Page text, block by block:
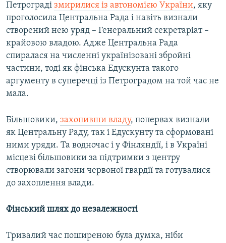
Петрограді змирилися із автономією України, яку
проголосила Центральна Рада і навіть визнали
створений нею уряд – Генеральний секретаріат –
крайовою владою. Адже Центральна Рада
спиралася на численні українізовані збройні
частини, тоді як фінська Едускунта такого
аргументу в суперечці із Петроградом на той час не
мала.
Більшовики, захопивши владу, попервах визнали
як Центральну Раду, так і Едускунту та сформовані
ними уряди. Та водночас і у Фінляндії, і в Україні
місцеві більшовики за підтримки з центру
створювали загони червоної гвардії та готувалися
до захоплення влади.
Фінський шлях до незалежності
Тривалий час поширеною була думка, ніби